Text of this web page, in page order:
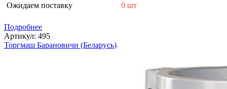
Ожидаем поставку
0 шт
Подробнее
Артикул: 495
Торгмаш Барановичи (Беларусь)